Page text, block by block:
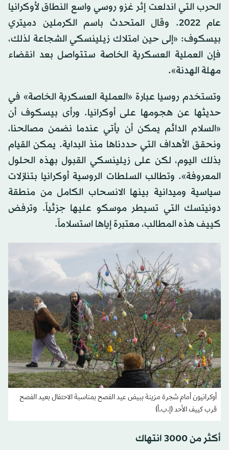
الحرب التي اندلعت إثر غزو روسي واسع النطاق لأوكرانيا
عام 2022. وقال المتحدث باسم الكرملين دميتري
بيسكوف: «إلى حين امتلاك زيلينسكي الشجاعة لذلك،
فإن العملية العسكرية الخاصة ستتواصل بعد انقضاء
مهلة الهدنة».
وتستخدم روسيا عبارة «العملية العسكرية الخاصة» في
حديثها عن هجومها على أوكرانيا. ورأى بيسكوف أن
«السلام الدائم يمكن أن يأتي عندما نضمن مصالحنا،
ونحقق الأهداف التي حددناها منذ البداية. يمكن القيام
بذلك اليوم، لكن على زيلينسكي القبول بهذه الحلول
المعروفة». وتطالب السلطات الروسية أوكرانيا بتنازلات
سياسية وميدانية بينها الانسحاب الكامل من منطقة
دونيتسك التي تسيطر موسكو عليها جزئياً. وترفض
كييف هذه المطالب، معتبرة إياها استسلاماً.
أوكرانيون أمام شجرة مزينة ببيض عيد الفصح بمناسبة الاحتفال بعيد الفصح
قرب كييف الأحد (إ.ب.أ)
أكثر من 3000 انتهاك